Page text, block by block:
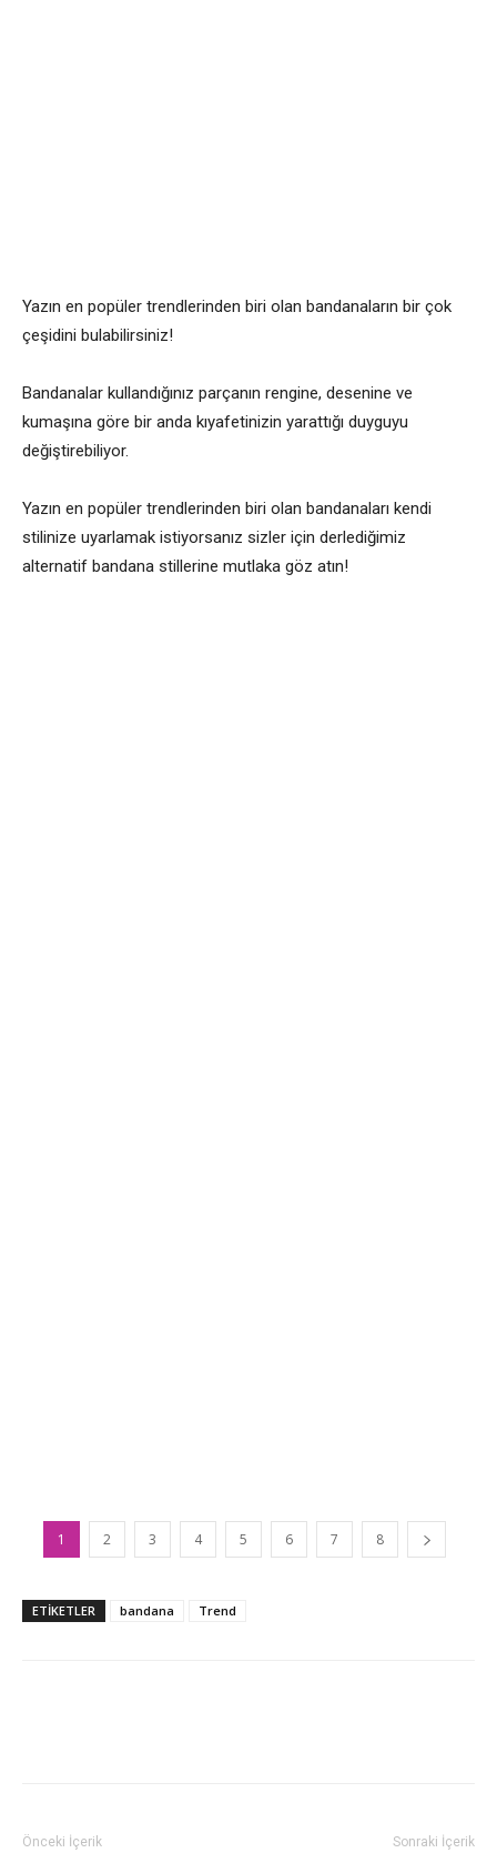
Yazın en popüler trendlerinden biri olan bandanaların bir çok
çeşidini bulabilirsiniz!
Bandanalar kullandığınız parçanın rengine, desenine ve
kumaşına göre bir anda kıyafetinizin yarattığı duyguyu
değiştirebiliyor.
Yazın en popüler trendlerinden biri olan bandanaları kendi
stilinize uyarlamak istiyorsanız sizler için derlediğimiz
alternatif bandana stillerine mutlaka göz atın!
1 2 3 4 5 6 7 8
ETİKETLER bandana Trend
Önceki İçerik Sonraki İçerik